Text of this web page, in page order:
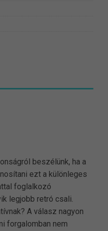
beszélünk, ha a
ezt a különleges
foglalkozó
legjobb retró csali.
A válasz nagyon
forgalomban nem